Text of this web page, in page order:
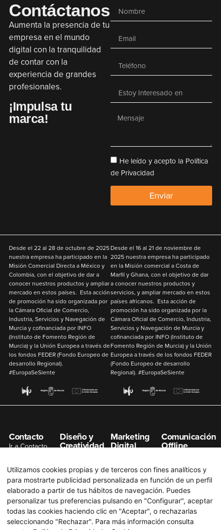
Contáctanos
Aumenta la presencia de tu
empresa en el mundo
digital con la tranquilidad
de contar con la
experiencia de grandes
profesionales.
¡Impulsa tu
marca!
He leído y acepto la Política
de Privacidad
Enviar
Desde el 22 al 28 de octubre de 2025
nuestra empresa ha participado en la
Misión Comercial Directa a México y
Colombia, con el objetivo dedar a
conocer nuestros productos y ampliar
mercado en estos países. Esta acción
de promoción ha sido organizada por
la Cámara Oficial de Comercio,
Industria, Servicios y Navegación de
Murcia y cofinanciada por INFO
(Instituto de Fomento Región de
Murcia) y la Unión Europeaa través de
los fondos FEDER(Fondo Europeo de
desarrollo Regional).
#EuropaSeSiente
Desde el 16 al 21 de noviembre de
2025 nuestra empresa ha participado
en la Misión comercial a Costa de
Marfil y Ghana, con el objetivo dedar
a conocer nuestros productos y
servicios, y ampliar mercado en estos
países africanos. Esta acción de
promoción ha sido organizada por la
Cámara Oficial de Comercio, Industria,
Servicios y Navegación de Murcia y
cofinanciada por INFO(Instituto de
Fomento Región de Murcia) y la Unión
Europeaa través de los fondos FEDER
(Fondo Europeo de desarrollo
Regional). #EuropaSeSiente
Contacto
Ir a Contacto
Diseño y
Creatividad
Redes Sociales
Diseño de
Páginas Web
Diseño Gráfico
Branding
Producción
Marketing
Digital
SEO
Posicionamiento
SEM
Campaña Redes
Sociales
Email Marketing
Comunicación
Offline
Eventos
Publicidad en
Prensa
Publicidad en
Radio
Publicidad en
Utilizamos cookies propias y de terceros con fines analíticos y
para mostrarte publicidad personalizada en función de un perfil
elaborado a partir de tus hábitos de navegación. Puedes
personalizar tus preferencias pulsando en "Configurar", aceptar
todas las cookies haciendo clic en "Aceptar", o rechazarlas
seleccionando "Rechazar". Para más información consulta